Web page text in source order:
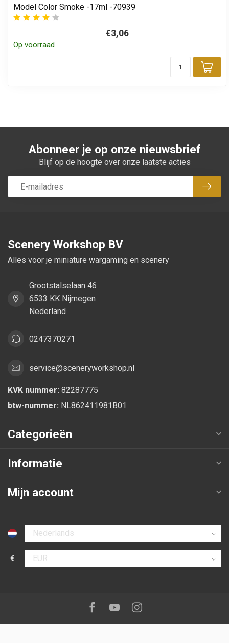
Model Color Smoke -17ml -70939
€3,06
Op voorraad
Abonneer je op onze nieuwsbrief
Blijf op de hoogte over onze laatste acties
Scenery Workshop BV
Alles voor je miniature wargaming en scenery
Grootstalselaan 46
6533 KK Nijmegen
Nederland
0247370271
service@sceneryworkshop.nl
KVK nummer: 82287775
btw-nummer: NL862411981B01
Categorieën
Informatie
Mijn account
Selecteer taal
€
Selecteer valuta
Volg ons op:Facebook
YoutubeInstagram